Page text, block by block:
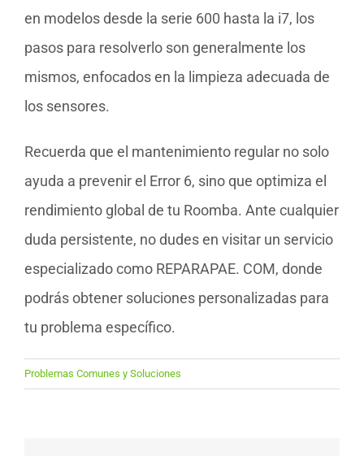
en modelos desde la serie 600 hasta la i7, los
pasos para resolverlo son generalmente los
mismos, enfocados en la limpieza adecuada de
los sensores.
Recuerda que el mantenimiento regular no solo
ayuda a prevenir el Error 6, sino que optimiza el
rendimiento global de tu Roomba. Ante cualquier
duda persistente, no dudes en visitar un servicio
especializado como REPARAPAE. COM, donde
podrás obtener soluciones personalizadas para
tu problema específico.
Problemas Comunes y Soluciones